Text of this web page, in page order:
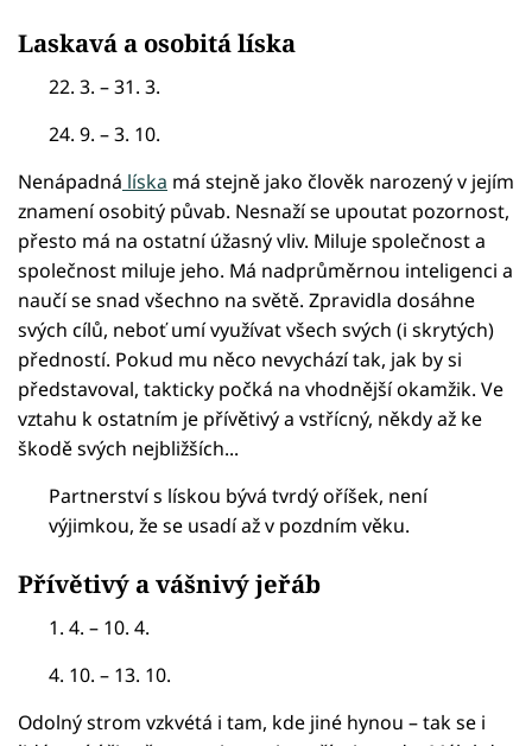
Laskavá a osobitá líska
22. 3. – 31. 3.
24. 9. – 3. 10.
Nenápadná líska má stejně jako člověk narozený v jejím
znamení osobitý půvab. Nesnaží se upoutat pozornost,
přesto má na ostatní úžasný vliv. Miluje společnost a
společnost miluje jeho. Má nadprůměrnou inteligenci a
naučí se snad všechno na světě. Zpravidla dosáhne
svých cílů, neboť umí využívat všech svých (i skrytých)
předností. Pokud mu něco nevychází tak, jak by si
představoval, takticky počká na vhodnější okamžik. Ve
vztahu k ostatním je přívětivý a vstřícný, někdy až ke
škodě svých nejbližších...
Partnerství s lískou bývá tvrdý oříšek, není
výjimkou, že se usadí až v pozdním věku.
Přívětivý a vášnivý jeřáb
1. 4. – 10. 4.
4. 10. – 13. 10.
Odolný strom vzkvétá i tam, kde jiné hynou – tak se i